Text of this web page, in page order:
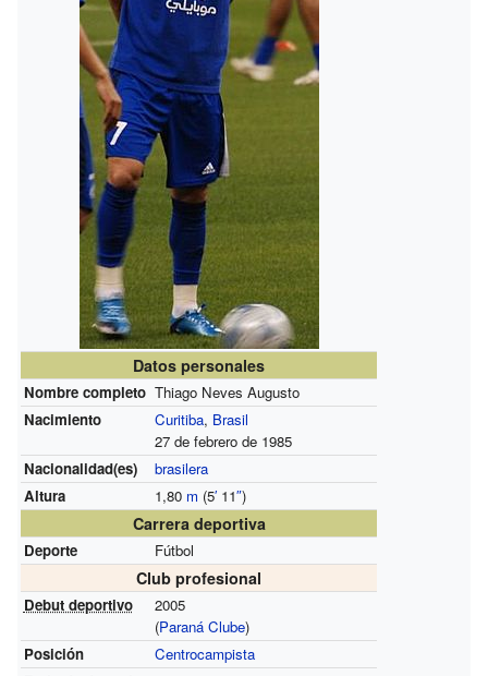
Datos personales
Nombre completo Thiago Neves Augusto
Nacimiento
Curitiba, Brasil
27 de febrero de 1985
Nacionalidad(es)
brasilera
Altura
1,80 m (5′11″)
Carrera deportiva
Deporte Fútbol
Club profesional
Debut deportivo
2005
(Paraná Clube)
Posición
Centrocampista